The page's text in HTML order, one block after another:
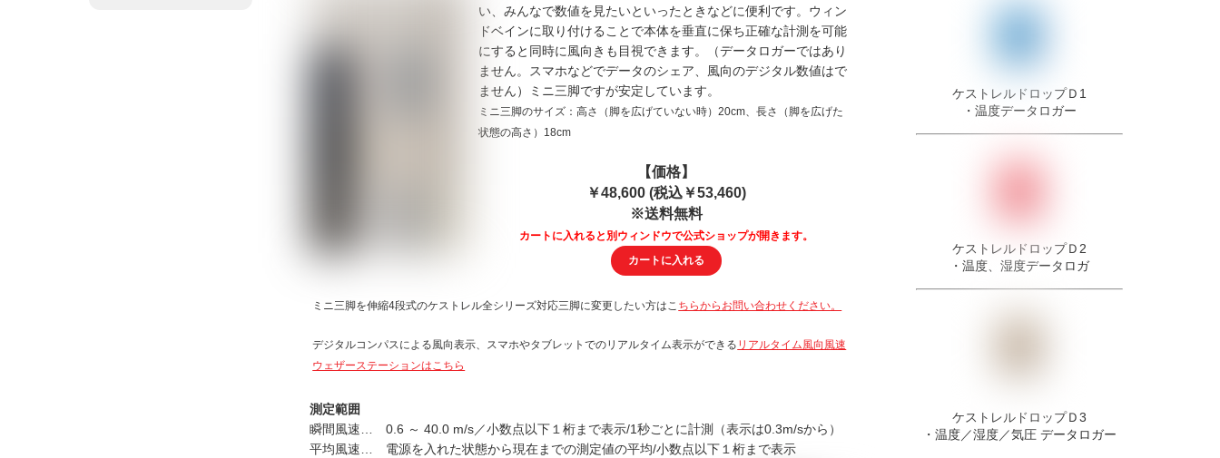
い、みんなで数値を見たいといったときなどに便利です。ウィン
ドベインに取り付けることで本体を垂直に保ち正確な計測を可能
にすると同時に風向きも目視できます。（データロガーではあり
ません。スマホなどでデータのシェア、風向のデジタル数値はで
ません）ミニ三脚ですが安定しています。
ミニ三脚のサイズ：高さ（脚を広げていない時）20cm、長さ（脚を広げた
状態の高さ）18cm
【価格】
￥48,600(税込￥53,460)
※送料無料
カートに入れると別ウィンドウで公式ショップが開きます。
ミニ三脚を伸縮4段式のケストレル全シリーズ対応三脚に変更したい方はこ ちらからお問い合わせください。
デジタルコンパスによる風向表示、スマホやタブレットでのリアルタイム表示ができる リアルタイム風向風速
ウェザーステーションはこちら
測定範囲
瞬間風速… 0.6 ～ 40.0 m/s／小数点以下１桁まで表示/1秒ごとに計測（表示は0.3m/sから）
平均風速… 電源を入れた状態から現在までの測定値の平均/小数点以下１桁まで表示
ケストレルドロップＤ1
・温度データロガー
ケストレルドロップＤ2
・温度、湿度データロガ
ケストレルドロップＤ3
・温度／湿度／気圧 データロガー